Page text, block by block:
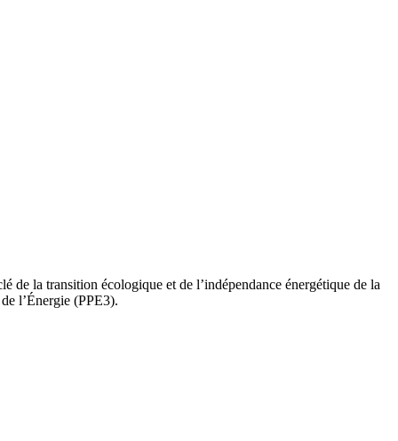
de la transition écologique et de l’indépendance énergétique de la
l’Énergie (PPE3).